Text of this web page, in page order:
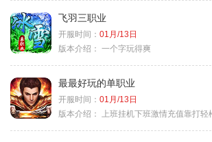
飞羽三职业
开服时间： 01月/13日
版本介绍： 一个字玩得爽
最最好玩的单职业
开服时间： 01月/13日
版本介绍：
上班挂机下班激情充值靠打轻